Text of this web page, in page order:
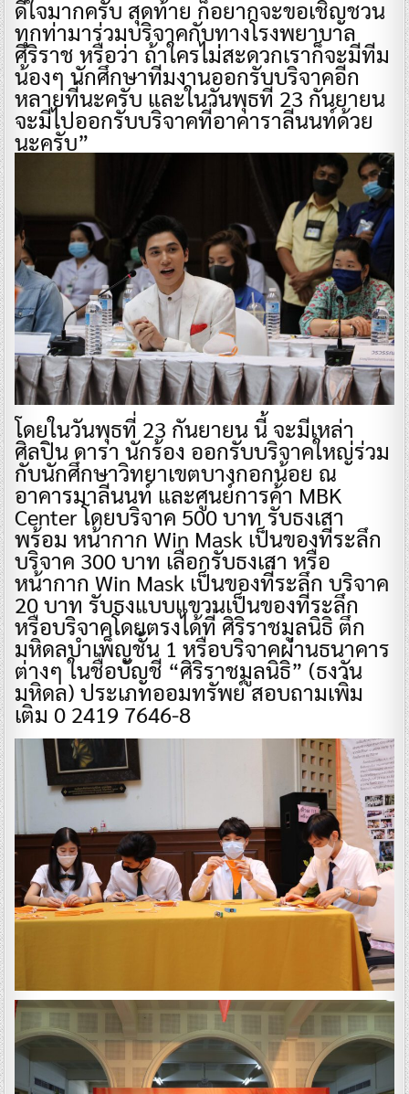
ดีใจมากครับ สุดท้าย ก็อยากจะขอเชิญชวน
ทุกท่ามาร่วมบริจาคกับทางโรงพยาบาล
ศิริราช หรือว่า ถ้าใครไม่สะดวกเราก็จะมีทีม
น้องๆ นักศึกษาทีมงานออกรับบริจาคอีก
หลายที่นะครับ และในวันพุธที่ 23 กันยายน
จะมีไปออกรับบริจาคที่อาคาราลีนนท์ด้วย
นะครับ”
โดยในวันพุธที่ 23 กันยายน นี้ จะมีเหล่า
ศิลปิน ดารา นักร้อง ออกรับบริจาคใหญ่ร่วม
กับนักศึกษาวิทยาเขตบางกอกน้อย ณ
อาคารมาลีนนท์ และศูนย์การค้า MBK
Center โดยบริจาค 500 บาท รับธงเสา
พร้อม หน้ากาก Win Mask เป็นของที่ระลึก
บริจาค 300 บาท เลือกรับธงเสา หรือ
หน้ากาก Win Mask เป็นของที่ระลึก บริจาค
20 บาท รับธงแบบแขวนเป็นของที่ระลึก
หรือบริจาคโดยตรงได้ที่ ศิริราชมูลนิธิ ตึก
มหิดลบำเพ็ญชั้น 1 หรือบริจาคผ่านธนาคาร
ต่างๆ ในชื่อบัญชี “ศิริราชมูลนิธิ” (ธงวัน
มหิดล) ประเภทออมทรัพย์ สอบถามเพิ่ม
เติม 0 2419 7646-8